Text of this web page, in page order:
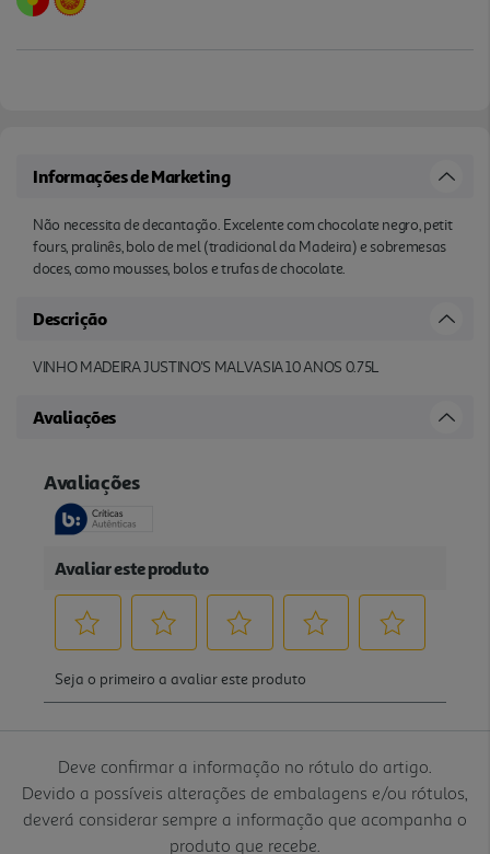
Informações de Marketing
Não necessita de decantação. Excelente com chocolate negro, petit
fours, pralinês, bolo de mel (tradicional da Madeira) e sobremesas
doces, como mousses, bolos e trufas de chocolate.
Descrição
VINHO MADEIRA JUSTINO'S MALVASIA 10 ANOS 0.75L
Avaliações
Deve confirmar a informação no rótulo do artigo.
Devido a possíveis alterações de embalagens e/ou rótulos,
deverá considerar sempre a informação que acompanha o
produto que recebe.